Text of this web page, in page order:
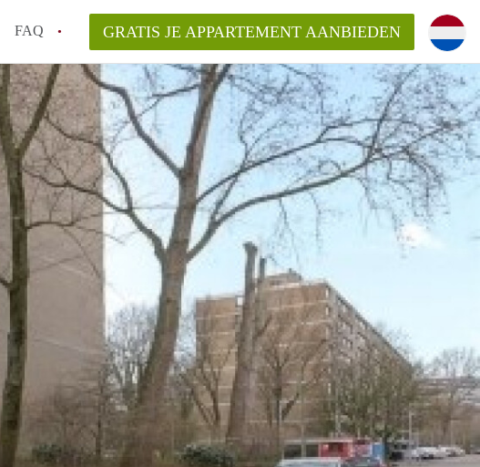
FAQ
op een Appartement in Delft?
AppartementDelft?
bemiddelingsvergoeding?
GRATIS JE APPARTEMENT AANBIEDEN